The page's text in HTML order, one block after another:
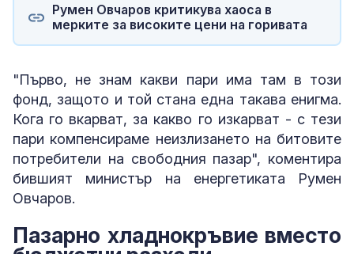
Румен Овчаров критикува хаоса в
мерките за високите цени на горивата
"Първо, не знам какви пари има там в този
фонд, защото и той стана една такава енигма.
Кога го вкарват, за какво го изкарват - с тези
пари компенсираме неизлизането на битовите
потребители на свободния пазар", коментира
бившият министър на енергетиката Румен
Овчаров.
Пазарно хладнокръвие вместо